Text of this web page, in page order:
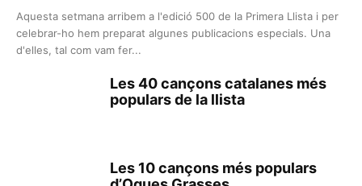
Aquesta setmana arribem a l'edició 500 de la Primera Llista i per
celebrar-ho hem preparat algunes publicacions especials. Una
d'elles, tal com vam fer...
Les 40 cançons catalanes més
populars de la llista
Les 10 cançons més populars